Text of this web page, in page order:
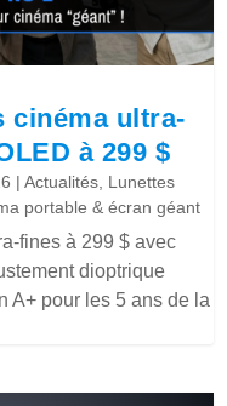
cinéma ultra-
à 299 $
|Actualités Lunettes
portable & écran géant
fines à 299 $ avec
dioptrique
A+ pour les 5 ans de la